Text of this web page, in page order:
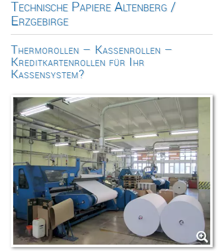
Technische Papiere Altenberg /
Erzgebirge
Thermorollen – Kassenrollen –
Kreditkartenrollen für Ihr
Kassensystem?